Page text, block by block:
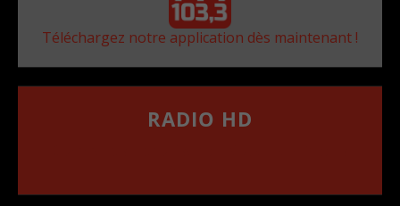
Téléchargez notre application dès maintenant !
RADIO HD